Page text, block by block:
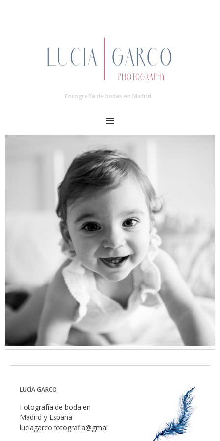
Fotografía de bodas en Madrid
MENU
LUCÍA GARCO
Fotografía de boda en
Madrid y España
luciagarco.fotografia@gmail.com